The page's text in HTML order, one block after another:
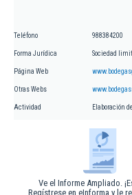
Teléfono 988384200
Forma Jurídica Sociedad
Página Web
Otras Webs
Actividad Elaboración
Ve el Informe Ampliado.
Regístrese en eInforma y le